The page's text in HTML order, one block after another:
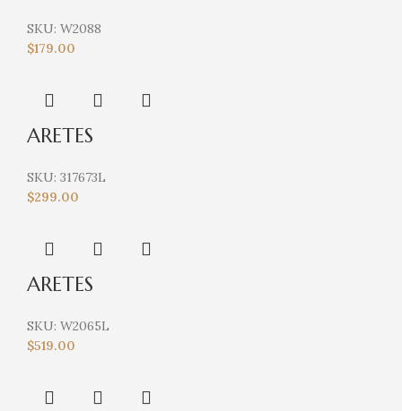
SKU: W2088
$179.00
ARETES
SKU: 317673L
$299.00
ARETES
SKU: W2065L
$519.00